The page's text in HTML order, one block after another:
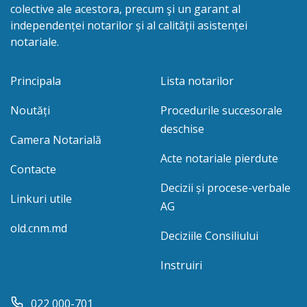
colective ale acestora, precum şi un garant al
independenței notarilor și al calității asistenței
notariale.
Principala
Noutăți
Camera Notarială
Contacte
Linkuri utile
old.cnm.md
Lista notarilor
Procedurile succesorale
deschise
Acte notariale pierdute
Decizii și procese-verbale
AG
Deciziile Consiliului
Instruiri
022 000-701